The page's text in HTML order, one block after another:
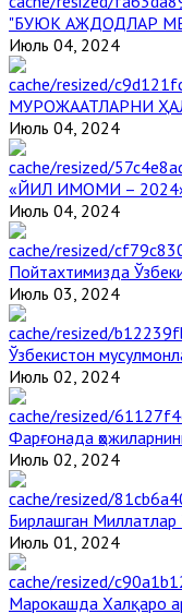
"БУЮК АЖДОДЛАР
Июль 04, 2024
МУРОЖААТЛАРНИ
Июль 04, 2024
«ЙИЛ ИМОМИ –
Июль 04, 2024
Пойтахтимизда
Июль 03, 2024
Ўзбекистон
Июль 02, 2024
Фарғонада
Июль 02, 2024
Бирлашган
Июль 01, 2024
Марокашда Халқаро